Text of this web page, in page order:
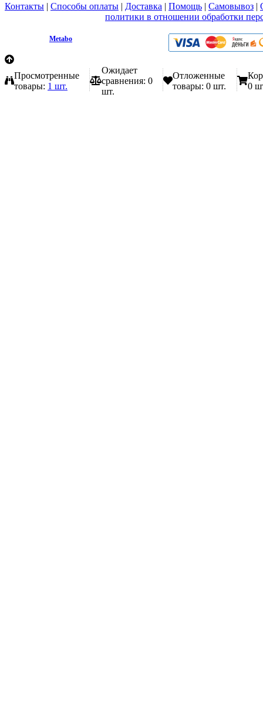
Контакты | Способы оплаты | Доставка | Помощь | Самовывоз |
политики в отношении обработки
Metabo
Просмотренные
товары: 1 шт.
Ожидает
сравнения: 0
шт.
Отложенные
товары: 0 шт.
0